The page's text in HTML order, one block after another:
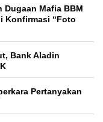
Dugaan Mafia BBM
Konfirmasi “Foto
Bank Aladin
Pertanyakan